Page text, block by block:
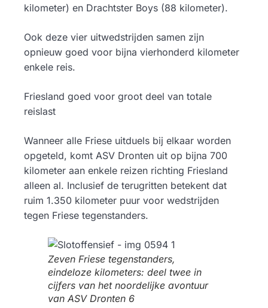
kilometer) en Drachtster Boys (88 kilometer).
Ook deze vier uitwedstrijden samen zijn
opnieuw goed voor bijna vierhonderd kilometer
enkele reis.
Friesland goed voor groot deel van totale
reislast
Wanneer alle Friese uitduels bij elkaar worden
opgeteld, komt ASV Dronten uit op bijna 700
kilometer aan enkele reizen richting Friesland
alleen al. Inclusief de terugritten betekent dat
ruim 1.350 kilometer puur voor wedstrijden
tegen Friese tegenstanders.
Zeven Friese tegenstanders,
eindeloze kilometers: deel twee in
cijfers van het noordelijke avontuur
van ASV Dronten 6